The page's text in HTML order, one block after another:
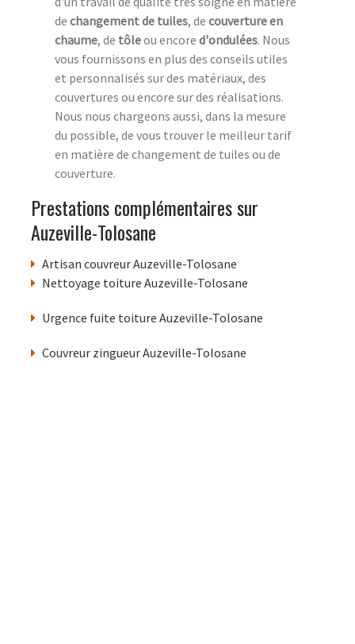
de changement de tuiles, de couverture en
chaume, de tôleou encore d'ondulées. Nous
vous fournissons en plus des conseils utiles
et personnalisés sur des matériaux, des
couvertures ou encore sur des réalisations.
Nous nous chargeons aussi, dans la mesure
du possible, de vous trouver le meilleur tarif
en matière de changement de tuiles ou de
couverture.
Prestations complémentaires sur
Auzeville-Tolosane
Artisan couvreur Auzeville-Tolosane
Nettoyage toiture Auzeville-Tolosane
Urgence fuite toiture Auzeville-Tolosane
Couvreur zingueur Auzeville-Tolosane